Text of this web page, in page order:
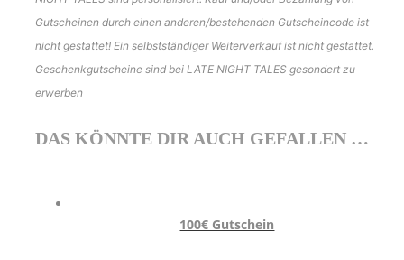
Gutscheinen durch einen anderen/bestehenden Gutscheincode ist
nicht gestattet! Ein selbstständiger Weiterverkauf ist nicht gestattet.
Geschenkgutscheine sind bei LATE NIGHT TALES gesondert zu
erwerben
DAS KÖNNTE DIR AUCH GEFALLEN …
100€ Gutschein